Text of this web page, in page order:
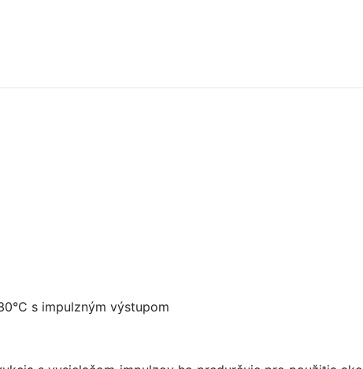
s impulzným výstupom